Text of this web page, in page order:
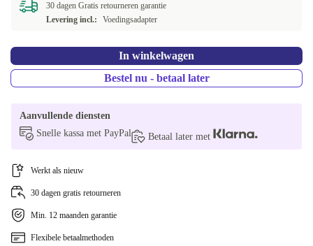
SE (QWERTY)
30 dagen Gratis retourneren garantie
Levering incl.:
Voedingsadapter
In winkelwagen
Bestel nu - betaal later
Aanvullende diensten
Snelle kassa met PayPal
Betaal later met
Werkt als nieuw
30 dagen gratis retourneren
Min. 12 maanden garantie
Flexibele betaalmethoden